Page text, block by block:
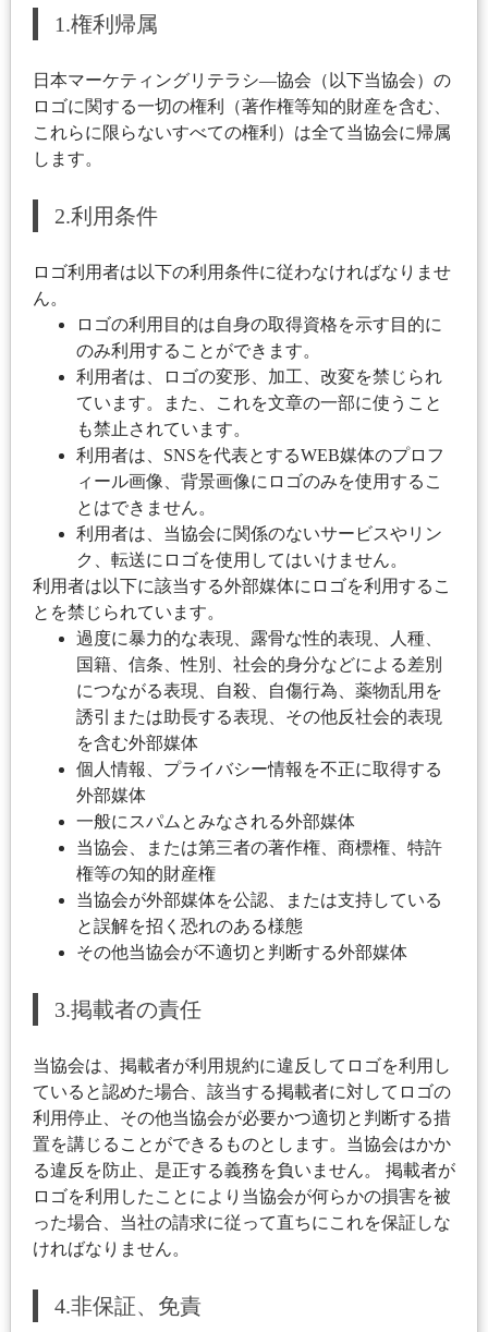
1.権利帰属
日本マーケティングリテラシ―協会（以下当協会）の
ロゴに関する一切の権利（著作権等知的財産を含む、
これらに限らないすべての権利）は全て当協会に帰属
します。
2.利用条件
ロゴ利用者は以下の利用条件に従わなければなりませ
ん。
ロゴの利用目的は自身の取得資格を示す目的に
のみ利用することができます。
利用者は、ロゴの変形、加工、改変を禁じられ
ています。また、これを文章の一部に使うこと
も禁止されています。
利用者は、SNSを代表とするWEB媒体のプロフ
ィール画像、背景画像にロゴのみを使用するこ
とはできません。
利用者は、当協会に関係のないサービスやリン
ク、転送にロゴを使用してはいけません。
利用者は以下に該当する外部媒体にロゴを利用するこ
とを禁じられています。
過度に暴力的な表現、露骨な性的表現、人種、
国籍、信条、性別、社会的身分などによる差別
につながる表現、自殺、自傷行為、薬物乱用を
誘引または助長する表現、その他反社会的表現
を含む外部媒体
個人情報、プライバシー情報を不正に取得する
外部媒体
一般にスパムとみなされる外部媒体
当協会、または第三者の著作権、商標権、特許
権等の知的財産権
当協会が外部媒体を公認、または支持している
と誤解を招く恐れのある様態
その他当協会が不適切と判断する外部媒体
3.掲載者の責任
当協会は、掲載者が利用規約に違反してロゴを利用し
ていると認めた場合、該当する掲載者に対してロゴの
利用停止、その他当協会が必要かつ適切と判断する措
置を講じることができるものとします。当協会はかか
る違反を防止、是正する義務を負いません。 掲載者が
ロゴを利用したことにより当協会が何らかの損害を被
った場合、当社の請求に従って直ちにこれを保証しな
ければなりません。
4.非保証、免責